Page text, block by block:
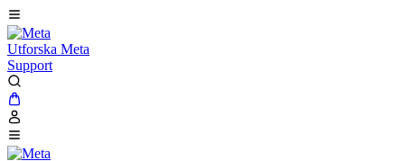
Utforska Meta
Support